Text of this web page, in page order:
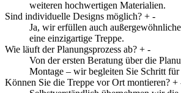
weiteren hochwertigen Materialien.
Sind individuelle Designs möglich? + -
Ja, wir erfüllen auch
eine einzigartige Treppe.
Wie läuft der Planungsprozess ab? + -
Von der ersten Beratung über die
Montage – wir begleiten Sie Schritt für
Können Sie die Treppe vor Ort montieren? +